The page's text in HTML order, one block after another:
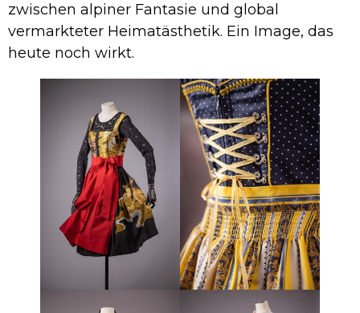
zwischen alpiner Fantasie und global
vermarkteter Heimatästhetik. Ein Image, das
heute noch wirkt.